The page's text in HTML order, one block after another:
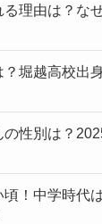
理由は？な
堀越高校出
の性別は？
頃！中学時代